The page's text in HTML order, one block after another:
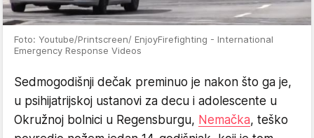
Foto: Youtube/Printscreen/ EnjoyFirefighting - International
Emergency Response Videos
Sedmogodišnji dečak preminuo je nakon što ga je,
u psihijatrijskoj ustanovi za decu i adolescente u
Okružnoj bolnici u Regensburgu, Nemačka, teško